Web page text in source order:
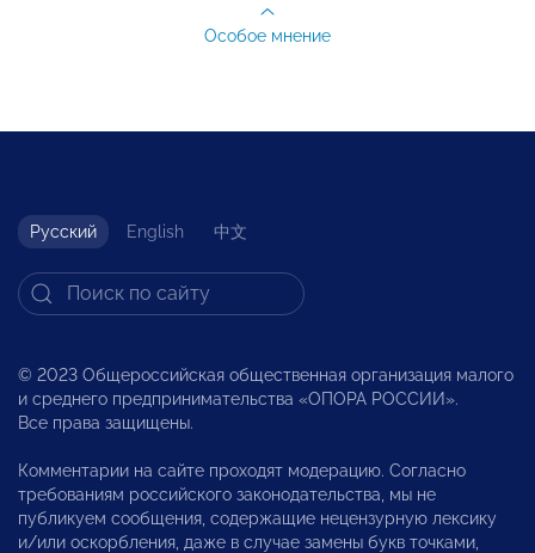
Особое мнение
Русский English 中文
© 2023 Общероссийская общественная организация малого
и среднего предпринимательства «ОПОРА РОССИИ».
Все права защищены.
Комментарии на сайте проходят модерацию. Согласно
требованиям российского законодательства, мы не
публикуем сообщения, содержащие нецензурную лексику
и/или оскорбления, даже в случае замены букв точками,